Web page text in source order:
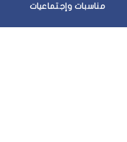
مناسبات وإجتماعيات